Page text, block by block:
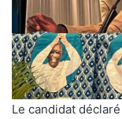
Le candidat